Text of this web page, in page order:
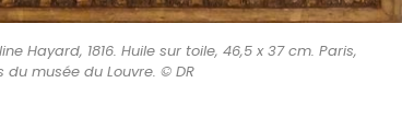
Hayard, 1816. Huile sur toile, 46,5 x 37 cm. Paris,
musée du Louvre. © DR